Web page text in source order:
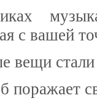
с вашей
вещи
поражает